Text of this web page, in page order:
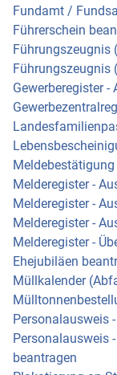
Fundamt /
Führerschein
Führungszeugnis
Führungszeugnis
Gewerberegister
Melderegister -
Melderegister -
Melderegister -
Melderegister -
Ehejubiläen
Müllkalender
Personalausweis
Personalausweis
beantragen